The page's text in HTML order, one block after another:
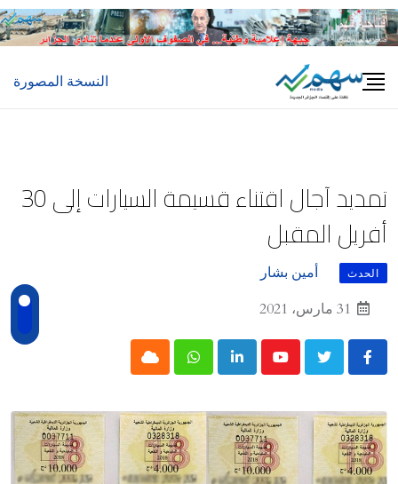
Skip
to
النسخة المصورة
تمديد آجال اقتناء قسيمة السيارات إلى 30
أفريل المقبل
الحدث
أمين بشار
31 مارس، 2021
Youtube
LinkedIn
Whatsapp
Cloud